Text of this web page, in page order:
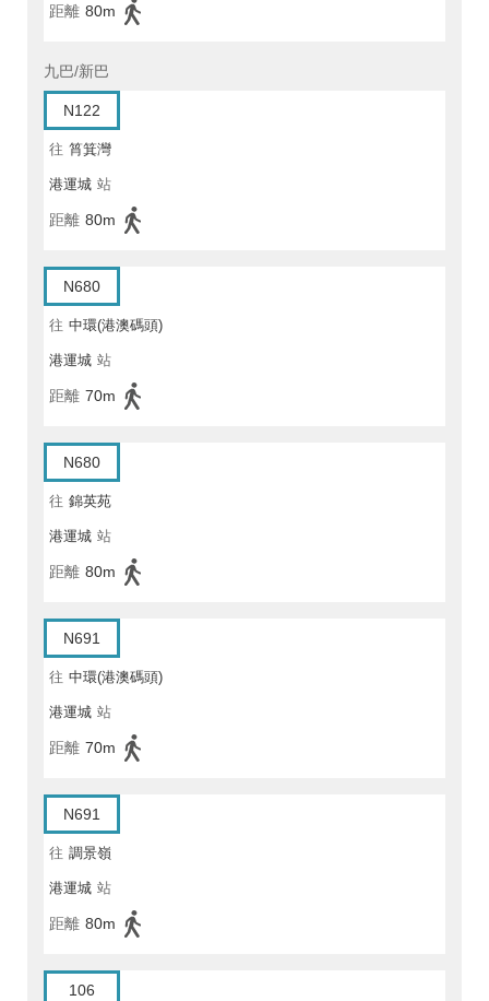
距離 80m
九巴/新巴
N122
往 筲箕灣
港運城 站
距離 80m
N680
往 中環(港澳碼頭)
港運城 站
距離 70m
N680
往 錦英苑
港運城 站
距離 80m
N691
往 中環(港澳碼頭)
港運城 站
距離 70m
N691
往 調景嶺
港運城 站
距離 80m
106